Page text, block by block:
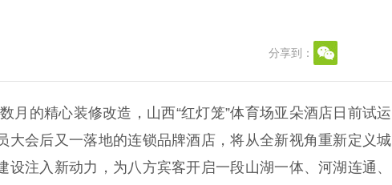
分享到：
月的精心装修改造，山西“红灯笼”体育场亚朵酒店日前试
大会后又一落地的连锁品牌酒店，将从全新视角重新定义
设注入新动力，为八方宾客开启一段山湖一体、河湖连通